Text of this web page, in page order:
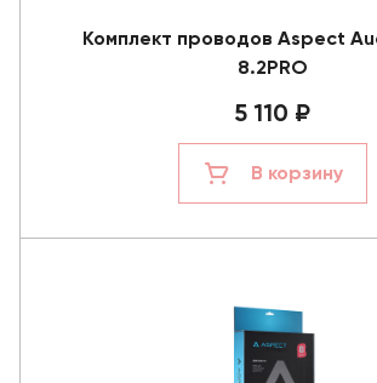
Комплект проводов Aspect
8.2PRO
5 110 ₽
В корзину